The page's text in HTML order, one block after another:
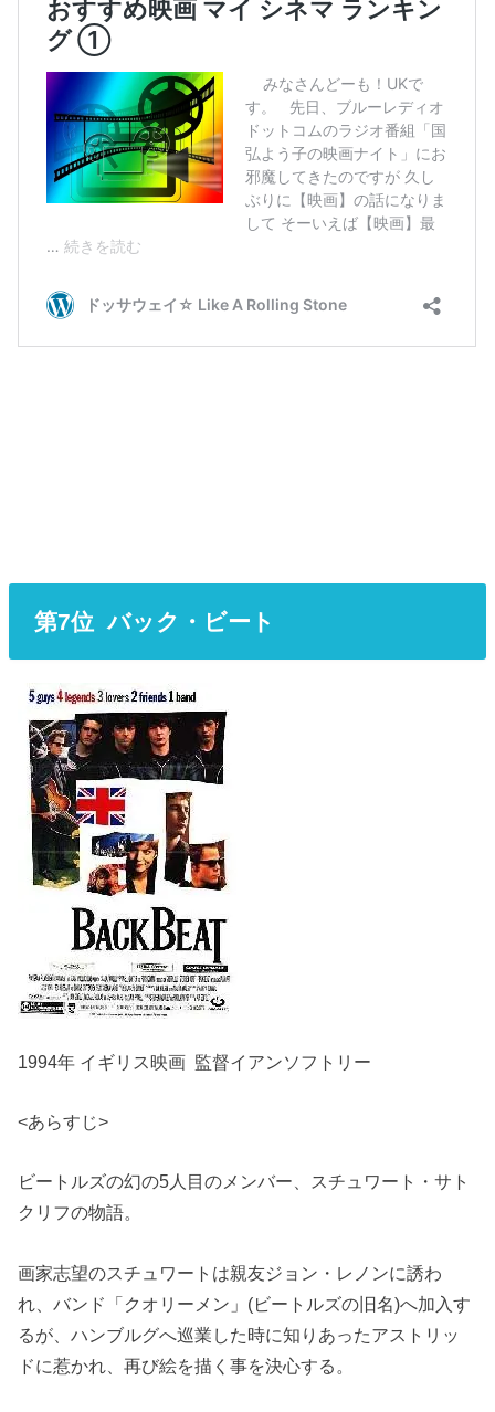
第7位 バック・ビート
1994年 イギリス映画 監督イアンソフトリー
<あらすじ>
ビートルズの幻の5人目のメンバー、スチュワート・サト
クリフの物語。
画家志望のスチュワートは親友ジョン・レノンに誘わ
れ、バンド「クオリーメン」(ビートルズの旧名)へ加入す
るが、ハンブルグへ巡業した時に知りあったアストリッ
ドに惹かれ、再び絵を描く事を決心する。